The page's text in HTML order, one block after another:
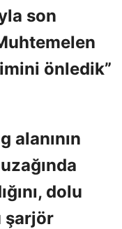
son
önledik”
alanının
dolu
şarjör